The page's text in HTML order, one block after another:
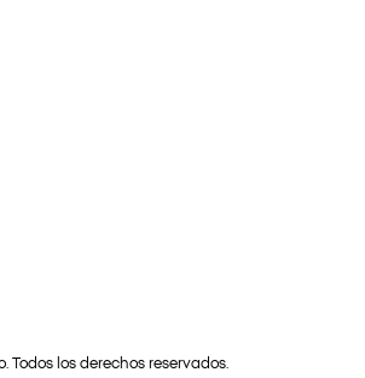
los derechos reservados.